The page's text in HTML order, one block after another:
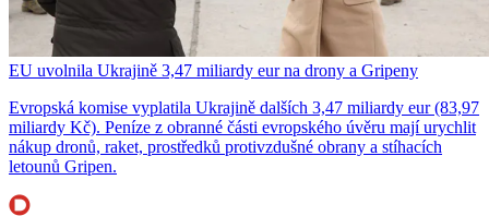
EU uvolnila Ukrajině 3,47 miliardy eur na drony a Gripeny
Evropská komise vyplatila Ukrajině dalších 3,47 miliardy eur (83,97
miliardy Kč). Peníze z obranné části evropského úvěru mají urychlit
nákup dronů, raket, prostředků protivzdušné obrany a stíhacích
letounů Gripen.